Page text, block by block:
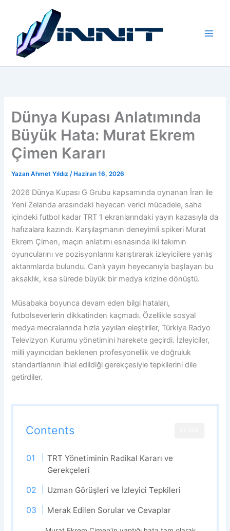
Dünya Kupası Anlatımında
Büyük Hata: Murat Ekrem
Çimen Kararı
Yazan Ahmet Yıldız/ Haziran 16, 2026
2026 Dünya Kupası G Grubu kapsamında oynanan İran ile
Yeni Zelanda arasındaki heyecan verici mücadele, saha
içindeki futbol kadar TRT 1 ekranlarındaki yayın kazasıyla da
hafızalara kazındı. Karşılaşmanın deneyimli spikeri Murat
Ekrem Çimen, maçın anlatımı esnasında iki takımın
oyuncularını ve pozisyonlarını karıştırarak izleyicilere yanlış
aktarımlarda bulundu. Canlı yayın heyecanıyla başlayan bu
aksaklık, kısa sürede büyük bir medya krizine dönüştü.
Müsabaka boyunca devam eden bilgi hataları,
futbolseverlerin dikkatinden kaçmadı. Özellikle sosyal
medya mecralarında hızla yayılan eleştiriler, Türkiye Radyo
Televizyon Kurumu yönetimini harekete geçirdi. İzleyiciler,
milli yayıncıdan beklenen profesyonellik ve doğruluk
standartlarının ihlal edildiği gerekçesiyle tepkilerini dile
getirdiler.
Contents
TRT Yönetiminin Radikal Kararı ve
Gerekçeleri
Uzman Görüşleri ve İzleyici Tepkileri
Merak Edilen Sorular ve Cevaplar